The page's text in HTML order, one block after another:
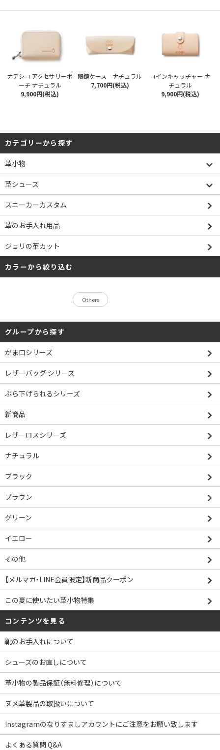
ナデシコ アクセサリーポ
ーチ ナチュラル
9,900円(税込)
眼鏡ケース ナチュラル
7,700円(税込)
コインキャッチャー ナ
チュラル
9,900円(税込)
カテゴリーから探す
革小物
革シューズ
スニーカーカスタム
革のお手入れ用品
ジョリの革カット
カラーから絞り込む
Others
グループから探す
がま口シリーズ
レザーバッグ シリーズ
ぶら下げられるシリーズ
新商品
レザーロスシリーズ
ナチュラル
ブラック
ブラウン
グリーン
イエロー
その他
【メルマガ・LINE会員限定】新商品クーポン
この夏に使いたい革小物特集
コンテンツを見る
靴のお手入れについて
シューズのお直しについて
革小物の製品保証（無料修理）について
ヌメ革製品の取扱いについて
Instagramのなりすましアカウントにご注意をお願い致します
よくある質問 Q&A